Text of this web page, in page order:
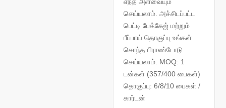
எந்த அளவையும்
செய்யலாம். அச்சிடப்பட்ட
பெட்டி பேக்கேஜ் மற்றும்
பீப்பாய் தொகுப்பு உங்கள்
சொந்த பிராண்டோடு
செய்யலாம். MOQ: 1
டன்கள் (357/400 பைகள்)
தொகுப்பு: 6/8/10 பைகள் /
கார்டன்